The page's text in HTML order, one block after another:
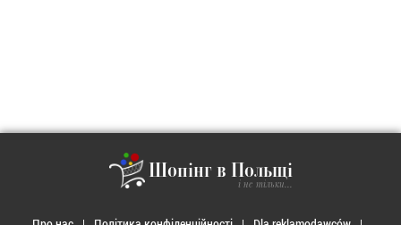
Шопінг в Польщі
і не тільки...